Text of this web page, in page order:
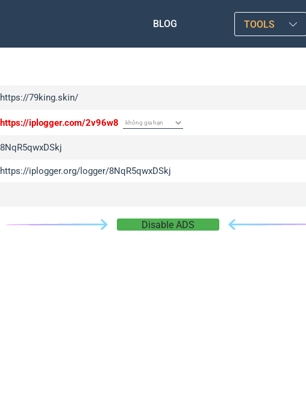
BLOG TOOLS
https://79king.skin/
https://iplogger.com/2v96w8
8NqR5qwxDSkj
https://iplogger.org/logger/8NqR5qwxDSkj
Disable ADS